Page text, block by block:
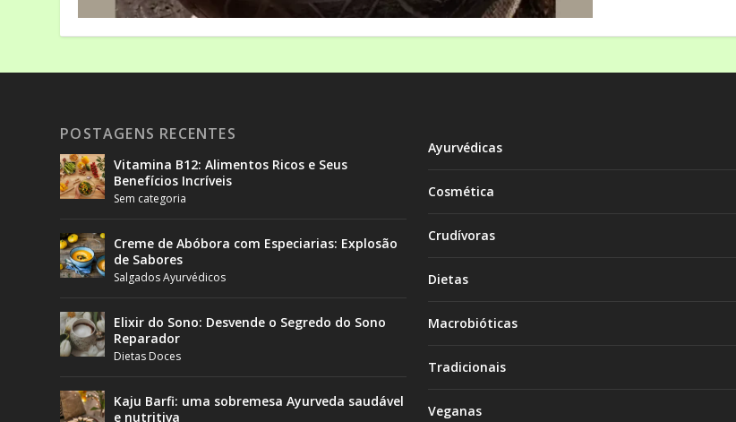
POSTAGENS RECENTES
Vitamina B12: Alimentos Ricos e Seus
Benefícios Incríveis
Sem categoria
Creme de Abóbora com Especiarias: Explosão
de Sabores
Salgados Ayurvédicos
Elixir do Sono: Desvende o Segredo do Sono
Reparador
Dietas Doces
Kaju Barfi: uma sobremesa Ayurveda saudável
e nutritiva
Ayurvédicas
Cosmética
Crudívoras
Dietas
Macrobióticas
Tradicionais
Veganas